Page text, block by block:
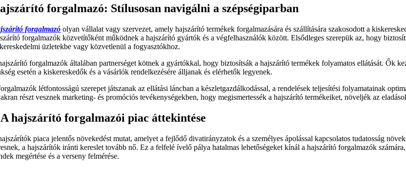
forgalmazó: Stílusosan navigálni a szépségiparban
forgalmazó olyan vállalat vagy szervezet, amely hajszárító termékek forgalmazására és szállítására szakosodott a
forgalmazók közvetítőként működnek a hajszárító gyártók és a végfelhasználók között. Elsődleges szerepük az, hogy
üzletekbe vagy közvetlenül a fogyasztókhoz.
forgalmazók általában partnerséget kötnek a gyártókkal, hogy biztosítsák a hajszárító termékek folyamatos ellátását. Ők
esetén a kiskereskedők és a vásárlók rendelkezésére álljanak és elérhetők legyenek.
létfontosságú szerepet játszanak az ellátási láncban a készletgazdálkodással, a rendelések teljesítési folyamatainak
részt vesznek marketing- és promóciós tevékenységekben, hogy megismertessék a hajszárító termékeiket, növeljék az
hajszárító forgalmazói piac áttekintése
piaca jelentős növekedést mutat, amelyet a fejlődő divatirányzatok és a személyes ápolással kapcsolatos tudatosság
a hajszárítók iránti kereslet tovább nő. Ez a felfelé ívelő pálya hatalmas lehetőségeket kínál a hajszárító forgalmazók
megértése és a verseny felmérése.